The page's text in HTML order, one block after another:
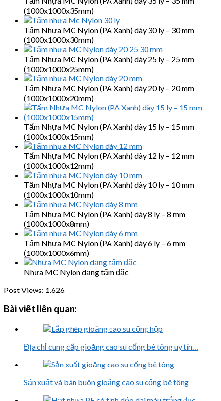
(1000x1000x35mm)
Tấm Nhựa MC Nylon (PA Xanh) dày 30 ly – 30 mm
(1000x1000x30mm)
Tấm Nhựa MC Nylon (PA Xanh) dày 25 ly – 25 mm
(1000x1000x25mm)
Tấm Nhựa MC Nylon (PA Xanh) dày 20 ly – 20 mm
(1000x1000x20mm)
Tấm Nhựa MC Nylon (PA Xanh) dày 15 ly – 15 mm
(1000x1000x15mm)
Tấm Nhựa MC Nylon (PA Xanh) dày 12 ly – 12 mm
(1000x1000x12mm)
Tấm Nhựa MC Nylon (PA Xanh) dày 10 ly – 10 mm
(1000x1000x10mm)
Tấm Nhựa MC Nylon (PA Xanh) dày 8 ly – 8 mm
(1000x1000x8mm)
Tấm Nhựa MC Nylon (PA Xanh) dày 6 ly – 6 mm
(1000x1000x6mm)
Nhựa MC Nylon dạng tấm đặc
Post Views: 1.626
Bài viết liên quan:
Địa chỉ cung cấp gioăng cao su cống bê tông uy tín…
Sản xuất và bán buôn gioăng cao su cống bê tông